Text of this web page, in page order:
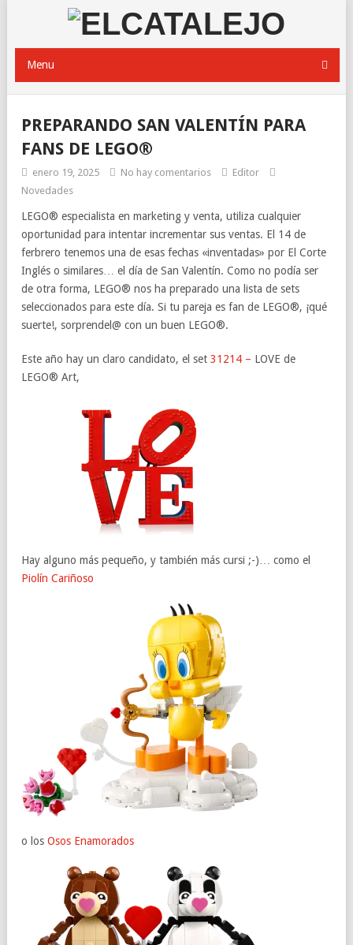
Menu
PREPARANDO SAN VALENTÍN PARA
FANS DE LEGO®
enero 19, 2025 No hay comentarios
Editor
Novedades
LEGO® especialista en marketing y venta, utiliza cualquier
oportunidad para intentar incrementar sus ventas. El 14 de
ferbrero tenemos una de esas fechas «inventadas» por El Corte
Inglés o similares… el día de San Valentín. Como no podía ser
de otra forma, LEGO® nos ha preparado una lista de sets
seleccionados para este día. Si tu pareja es fan de LEGO®, ¡qué
suerte!, sorprendel@ con un buen LEGO®.
Este año hay un claro candidato, el set 31214 – LOVE de
LEGO® Art,
Hay alguno más pequeño, y también más cursi ;-)… como el
Piolín Cariñoso
o los Osos Enamorados